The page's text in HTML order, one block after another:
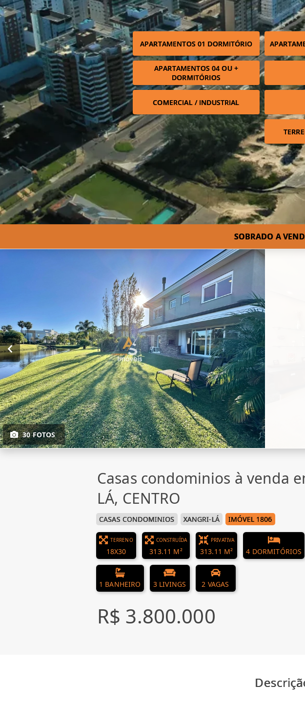
APARTAMENTOS 01 DORMITÓRIO
APARTAMENTOS 04 OU +
DORMITÓRIOS
COMERCIAL / INDUSTRIAL
SOBRADO A
30 FOTOS
Casas condominios à venda
LÁ, CENTRO
CASAS CONDOMINIOS XANGRI-LÁ IMÓVEL 1806
TERRENO
18X30
CONSTRUÍDA
313.11 M²
PRIVATIVA
313.11 M² 4 DORMITÓRIOS
1 BANHEIRO 3 LIVINGS 2 VAGAS
R$ 3.800.000